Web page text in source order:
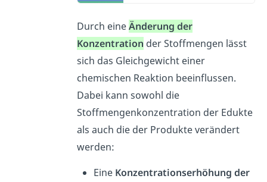
Durch eineÄnderung der
Konzentration der Stoffmengen lässt
sich das Gleichgewicht einer
chemischen Reaktion beeinflussen.
Dabei kann sowohl die
Stoffmengenkonzentration der Edukte
als auch die der Produkte verändert
werden:
Eine Konzentrationserhöhung der